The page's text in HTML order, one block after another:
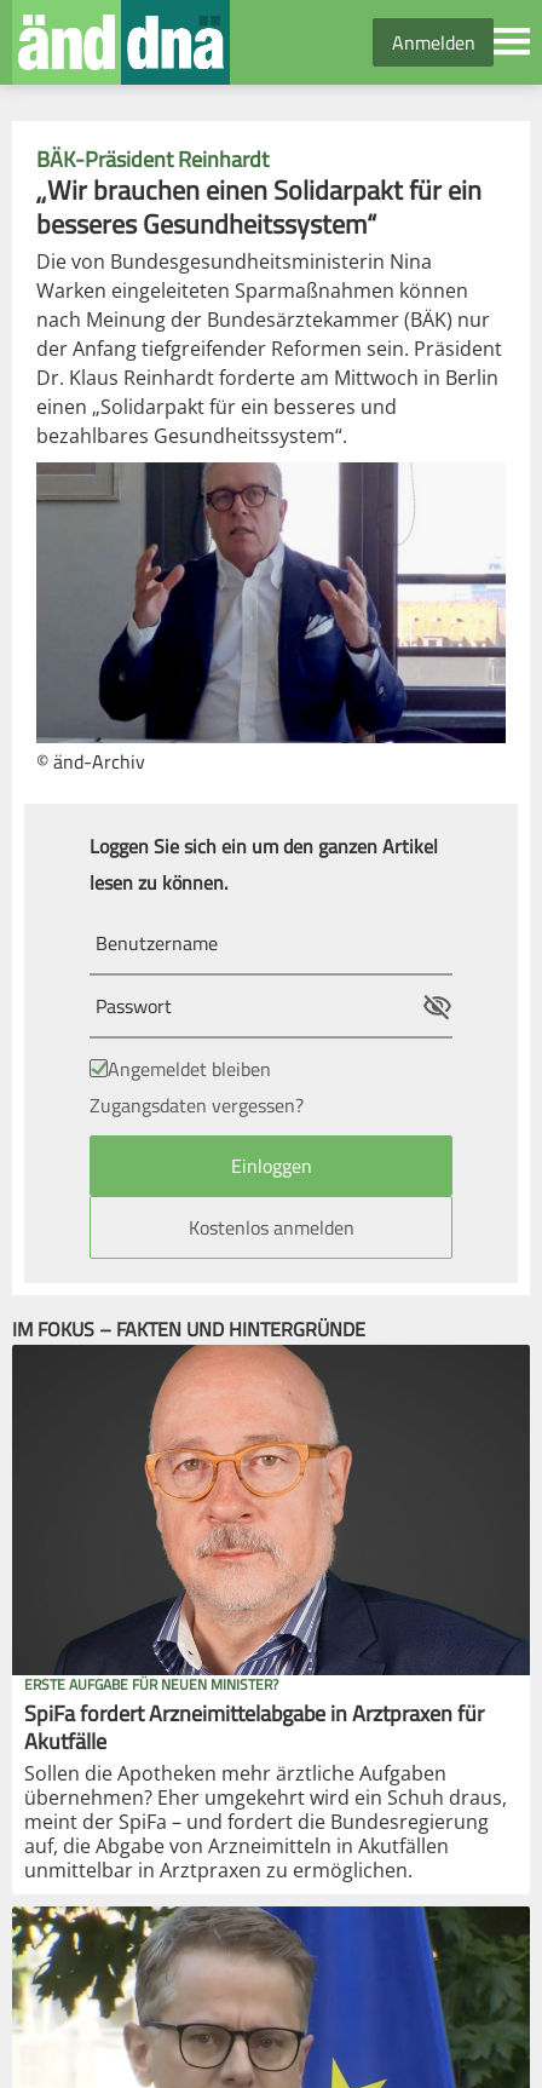
Anmelden
BÄK-Präsident Reinhardt
„Wir brauchen einen Solidarpakt für ein
besseres Gesundheitssystem“
Die von Bundesgesundheitsministerin Nina
Warken eingeleiteten Sparmaßnahmen können
nach Meinung der Bundesärztekammer (BÄK) nur
der Anfang tiefgreifender Reformen sein. Präsident
Dr. Klaus Reinhardt forderte am Mittwoch in Berlin
einen „Solidarpakt für ein besseres und
bezahlbares Gesundheitssystem“.
© änd-Archiv
Loggen Sie sich ein um den ganzen Artikel
lesen zu können.
Angemeldet bleiben
Zugangsdaten vergessen?
Kostenlos anmelden
IM FOKUS – FAKTEN UND HINTERGRÜNDE
ERSTE AUFGABE FÜR NEUEN MINISTER?
SpiFa fordert Arzneimittelabgabe in Arztpraxen für
Akutfälle
Sollen die Apotheken mehr ärztliche Aufgaben
übernehmen? Eher umgekehrt wird ein Schuh draus,
meint der SpiFa – und fordert die Bundesregierung
auf, die Abgabe von Arzneimitteln in Akutfällen
unmittelbar in Arztpraxen zu ermöglichen.